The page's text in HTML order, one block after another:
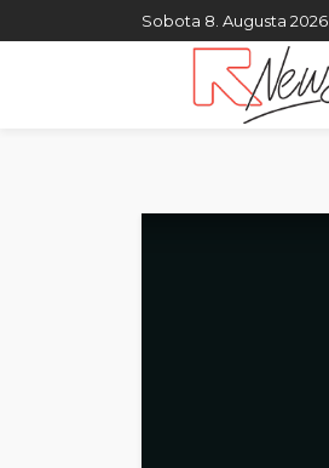
Sobota 8. Augusta 2026